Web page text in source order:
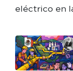
eléctrico en